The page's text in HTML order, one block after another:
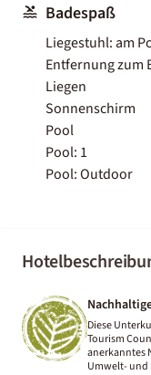
Badespaß
Liegestuhl: am
Entfernung zum
Liegen
Sonnenschirm
Pool
Pool: 1
Pool: Outdoor
Diese
Tourism
anerkanntes
Umwelt- und